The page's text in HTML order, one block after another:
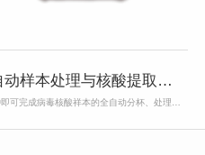
全自动样本处理与核酸提取工作站
20分钟即可完成病毒核酸祥本的全自动分杯、处理、提取的集成化工作站